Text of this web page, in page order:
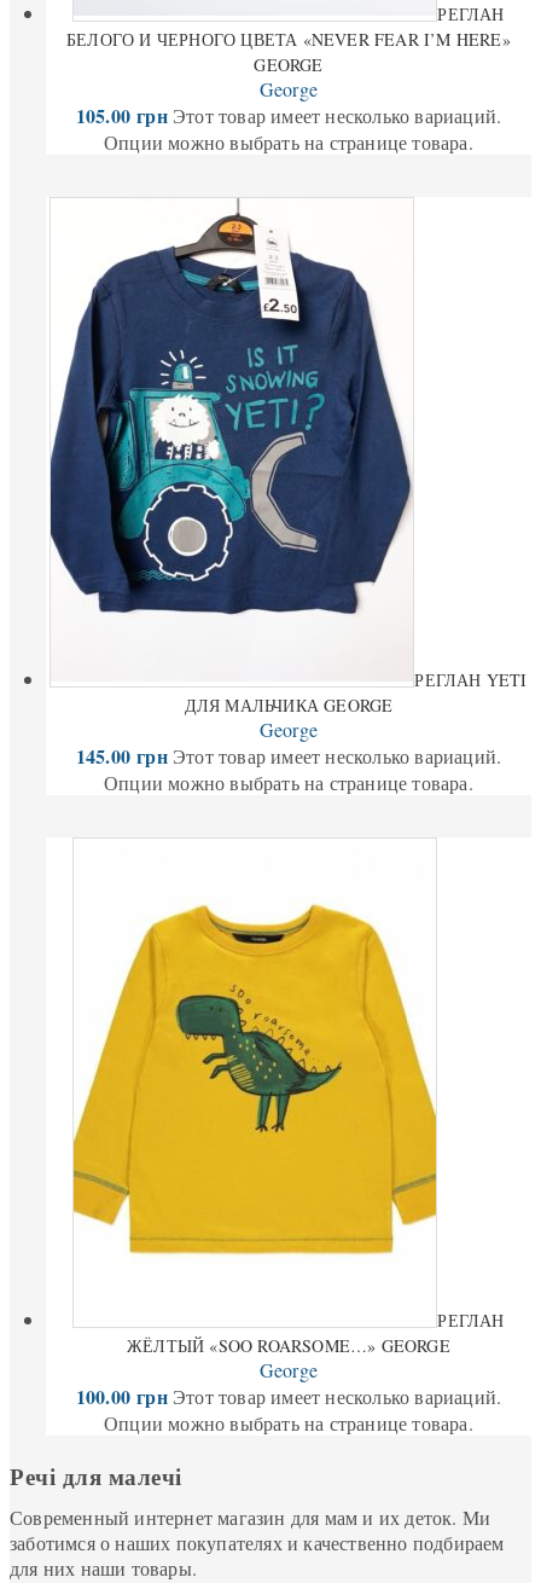
РЕГЛАН
БЕЛОГО И ЧЕРНОГО ЦВЕТА «NEVER FEAR I’M HERE»
GEORGE
George
105.00грн Этот товар имеет несколько вариаций.
Опции можно выбрать на странице товара.
РЕГЛАН YETI
ДЛЯ МАЛЬЧИКА GEORGE
George
145.00грн Этот товар имеет несколько вариаций.
Опции можно выбрать на странице товара.
РЕГЛАН
ЖЁЛТЫЙ «SOO ROARSOME…» GEORGE
George
100.00грн Этот товар имеет несколько вариаций.
Опции можно выбрать на странице товара.
Речі для малечі
Современный интернет магазин для мам и их деток. Ми
заботимся о наших покупателях и качественно подбираем
для них наши товары.